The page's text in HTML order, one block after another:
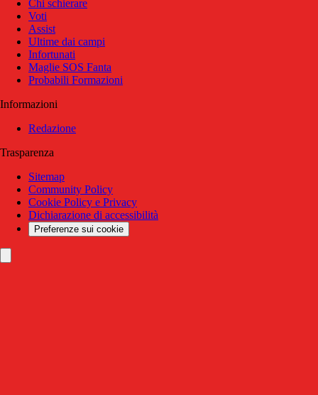
Chi schierare
Voti
Assist
Ultime dai campi
Infortunati
Maglie SOS Fanta
Probabili Formazioni
Informazioni
Redazione
Trasparenza
Sitemap
Community Policy
Cookie Policy e Privacy
Dichiarazione di accessibilità
Preferenze sui cookie